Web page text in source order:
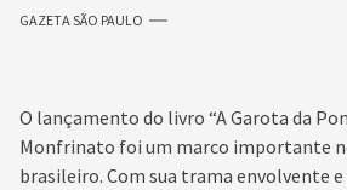
GAZETA SÃO PAULO
O lançamento do livro “A Garota da
Monfrinato foi um marco importante
brasileiro. Com sua trama envolvente